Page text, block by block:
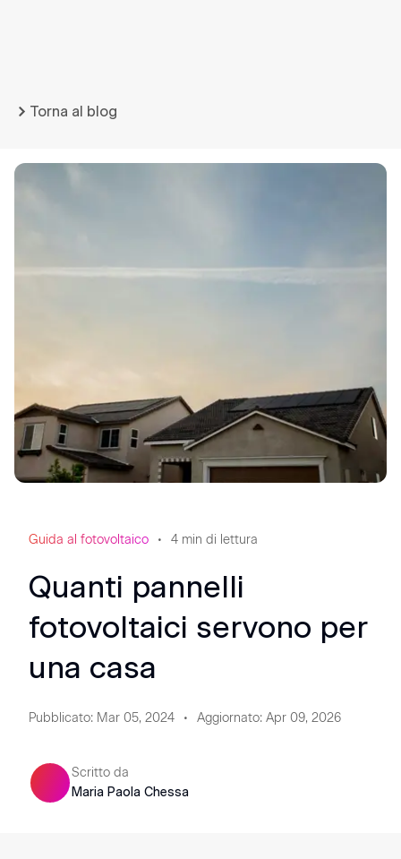
Torna al blog
Guida al fotovoltaico 4 min di lettura
Quanti pannelli
fotovoltaici servono per
una casa
Pubblicato: Mar 05, 2024 Aggiornato: Apr 09, 2026
Scritto da
Maria Paola Chessa